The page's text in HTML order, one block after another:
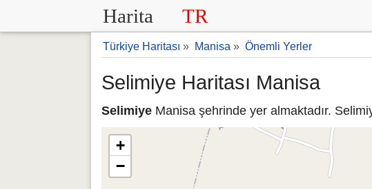
Harita TR
Türkiye Haritası » Manisa » Önemli Yerler
Selimiye Haritası Manisa
Selimiye Manisa şehrinde yer almaktadır.
+
−